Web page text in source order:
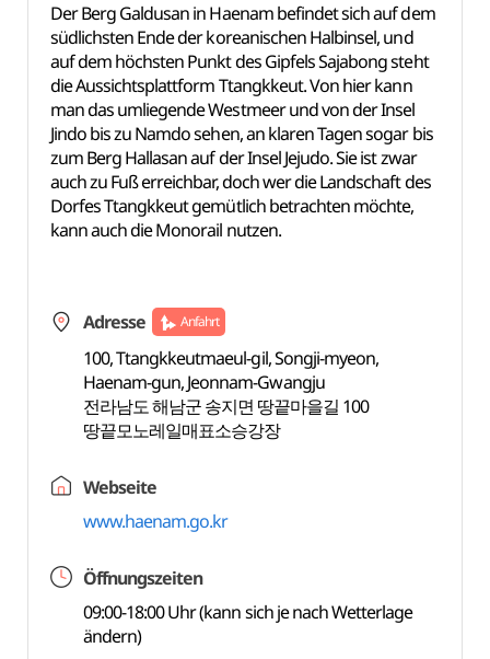
Der Berg Galdusan in Haenam befindet sich auf dem
südlichsten Ende der koreanischen Halbinsel, und
auf dem höchsten Punkt des Gipfels Sajabong steht
die Aussichtsplattform Ttangkkeut. Von hier kann
man das umliegende Westmeer und von der Insel
Jindo bis zu Namdo sehen, an klaren Tagen sogar bis
zum Berg Hallasan auf der Insel Jejudo. Sie ist zwar
auch zu Fuß erreichbar, doch wer die Landschaft des
Dorfes Ttangkkeut gemütlich betrachten möchte,
kann auch die Monorail nutzen.
Adresse Anfahrt
100, Ttangkkeutmaeul-gil, Songji-myeon,
Haenam-gun, Jeonnam-Gwangju
전라남도 해남군 송지면 땅끝마을길 100
땅끝모노레일매표소승강장
Webseite
www.haenam.go.kr
Öffnungszeiten
09:00-18:00 Uhr (kann sich je nach Wetterlage
ändern)